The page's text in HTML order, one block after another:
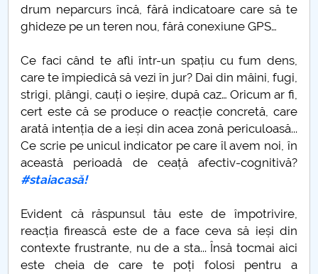
Studiu epidemiologic
Teatrul izolării
Hristos este același
Sfintele Paști 2020
Sedentarism
Criza economică
Derogarea României de la CEDO
drum neparcurs încă, fără indicatoare care să te
ghideze pe un teren nou, fără conexiune GPS…
Ce faci când te afli într-un spațiu cu fum dens,
care te împiedică să vezi în jur? Dai din mâini, fugi,
strigi, plângi, cauți o ieșire, după caz… Oricum ar fi,
cert este că se produce o reacție concretă, care
arată intenția de a ieși din acea zonă periculoasă...
Ce scrie pe unicul indicator pe care îl avem noi, în
această perioadă de ceață afectiv-cognitivă?
#staiacasă!
Evident că răspunsul tău este de împotrivire,
reacția firească este de a face ceva să ieși din
contexte frustrante, nu de a sta... Însă tocmai aici
este cheia de care te poți folosi pentru a